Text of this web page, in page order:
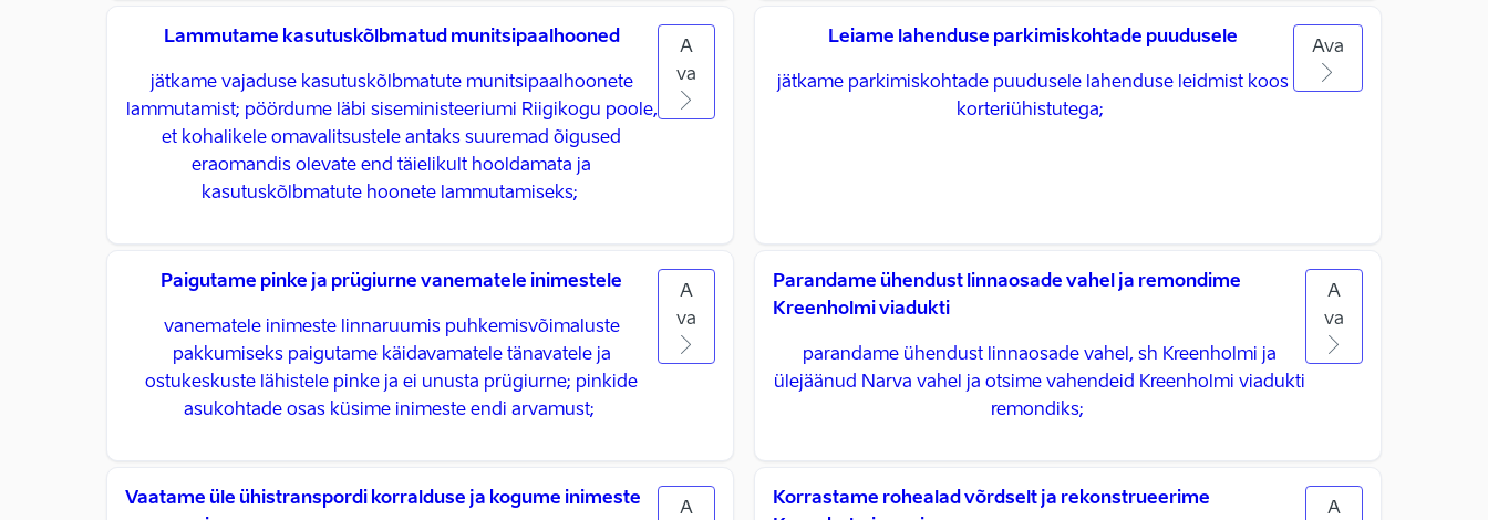
Lammutame kasutuskõlbmatud munitsipaalhooned
jätkame vajaduse kasutuskõlbmatute munitsipaalhoonete
lammutamist; pöördume läbi siseministeeriumi Riigikogu poole,
et kohalikele omavalitsustele antaks suuremad õigused
eraomandis olevate end täielikult hooldamata ja
kasutuskõlbmatute hoonete lammutamiseks; ​
A
va
Leiame lahenduse parkimiskohtade puudusele
jätkame parkimiskohtade puudusele lahenduse leidmist koos
korteriühistutega; ​
Ava
Paigutame pinke ja prügiurne vanematele inimestele
vanematele inimeste linnaruumis puhkemisvõimaluste
pakkumiseks paigutame käidavamatele tänavatele ja
ostukeskuste lähistele pinke ja ei unusta prügiurne; pinkide
asukohtade osas küsime inimeste endi arvamust; ​
A
va
Parandame ühendust linnaosade vahel ja remondime
Kreenholmi viadukti
parandame ühendust linnaosade vahel, sh Kreenholmi ja
ülejäänud Narva vahel ja otsime vahendeid Kreenholmi viadukti
remondiks; ​
A
va
Vaatame üle ühistranspordi korralduse ja kogume inimeste
A
Korrastame rohealad võrdselt ja rekonstrueerime
A